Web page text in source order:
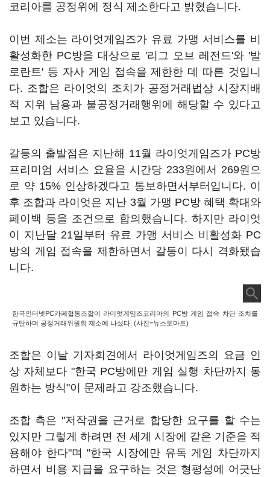
코리아를 공정위에 정식 제소한다고 밝혔습니다.
이번 제소는 라이엇게임즈가 유료 가맹 서비스를 비
활성화한 PC방을 대상으로 '리그 오브 레전드'와 '발
로란트' 등 자사 게임 접속을 제한한 데 따른 것입니
다. 조합은 라이엇의 조치가 공정거래법상 시장지배
적 지위 남용과 불공정거래행위에 해당할 수 있다고
보고 있습니다.
갈등의 출발점은 지난해 11월 라이엇게임즈가 PC방
프리미엄 서비스 요율을 시간당 233원에서 269원으
로 약 15% 인상하겠다고 통보하면서부터입니다. 이
후 조합과 라이엇은 지난 3월 가맹 PC방 혜택 확대와
페이백 등을 조건으로 합의했습니다. 하지만 라이엇
이 지난달 21일부터 유료 가맹 서비스 비활성화 PC
방의 게임 접속을 제한하면서 갈등이 다시 격화됐습
니다.
한국인터넷PC카페협동조합이 라이엇게임즈코리아의 PC방 게임 접속 차단 조치를
규탄하며 공정거래위원회 제소에 나섰다. (사진=뉴스토마토)
조합은 이날 기자회견에서 라이엇게임즈의 요금 인
상 자체보다 "한국 PC방에만 게임 실행 차단까지 동
원하는 방식"이 문제라고 강조했습니다.
조합 측은 "저작권을 근거로 합당한 요구를 할 수는
있지만 그렇게 하려면 전 세계 시장에 같은 기준을 적
용해야 한다"며 "한국 시장에만 유독 게임 차단까지
하면서 비용 지급을 요구하는 것은 형평성에 어긋난